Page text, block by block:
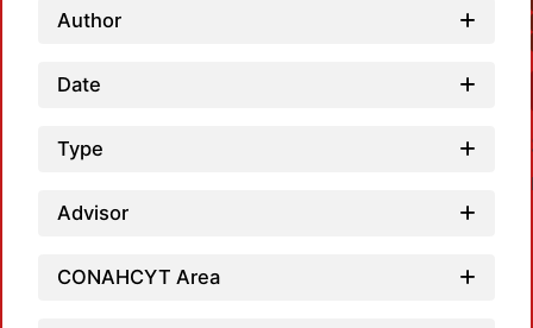
Author
Date
Type
Advisor
CONAHCYT Area